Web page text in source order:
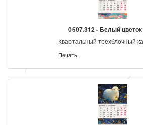
0607.312 - Белый
Квартальный трехблочный
Печать.